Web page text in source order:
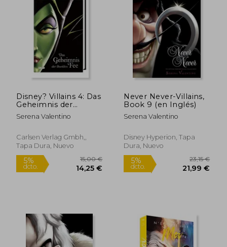
5%
dcto. 14,25 €
5%
dcto.
Disney? Villains 4: Das
Geheimnis der
Dunklen Fee: Das
Märchen von
Alemán)
Serena Valentino
Carlsen Verlag Gmbh,,
Tapa Dura, Nuevo
Never Never-Villains,
Book 9 (en Inglés)
Serena Valentino
Disney Hyperion, Tapa
Dura, Nuevo